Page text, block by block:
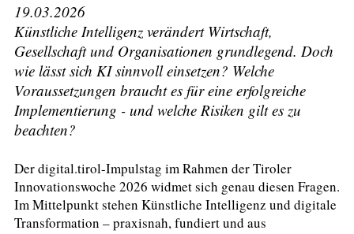
19.03.2026
Künstliche Intelligenz verändert Wirtschaft,
Gesellschaft und Organisationen grundlegend. Doch
wie lässt sich KI sinnvoll einsetzen? Welche
Voraussetzungen braucht es für eine erfolgreiche
Implementierung - und welche Risiken gilt es zu
beachten?
Der digital.tirol-Impulstag im Rahmen der Tiroler
Innovationswoche 2026 widmet sich genau diesen Fragen.
Im Mittelpunkt stehen Künstliche Intelligenz und digitale
Transformation – praxisnah, fundiert und aus